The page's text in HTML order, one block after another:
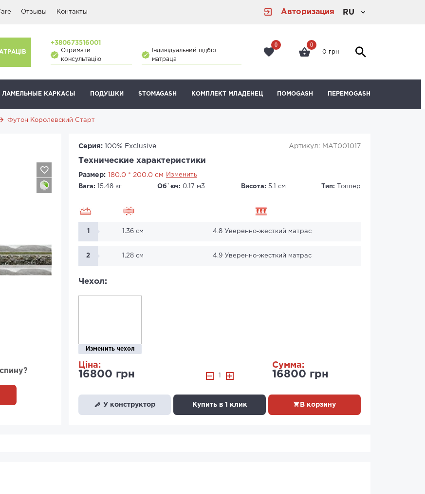
Отзывы Контакты Авторизация RU
+380673516001
Отримати
консультацію
Індивідуальний підбір
матраца
0 0
0 грн
ЛАМЕЛЬНЫЕ КАРКАСЫ ПОДУШКИ STOMAGASH КОМПЛЕКТ МЛАДЕНЕЦ ПОМОGASH ПЕРЕМОGASH
Футон Королевский Старт
Серия: 100% Exclusive Артикул: MAT001017
Технические характеристики
Размер: 180.0 * 200.0 см Изменить
Вага: 15.48 кг Об`єм: 0.17 м3 Висота: 5.1 см Тип: Топпер
1 1.36 см 4.8 Уверенно-жесткий матрас
2 1.28 см 4.9 Уверенно-жесткий матрас
Чехол:
Изменить чехол
Ціна:
16800 грн
Сумма:
16800 грн
У конструктор Купить в 1 клик В корзину